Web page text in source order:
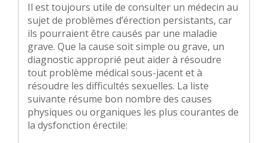
Il est toujours utile de consulter un médecin au
sujet de problèmes d’érection persistants, car
ils pourraient être causés par une maladie
grave. Que la cause soit simple ou grave, un
diagnostic approprié peut aider à résoudre
tout problème médical sous-jacent et à
résoudre les difficultés sexuelles. La liste
suivante résume bon nombre des causes
physiques ou organiques les plus courantes de
la dysfonction érectile: